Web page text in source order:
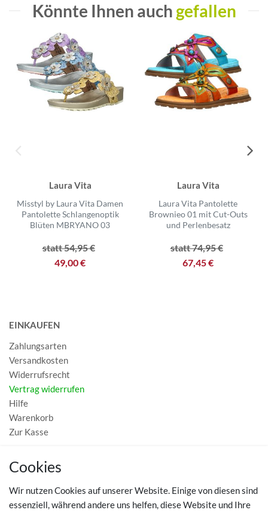
Könnte Ihnen auch gefallen
Laura Vita
Misstyl by Laura Vita Damen
Pantolette Schlangenoptik
Blüten MBRYANO 03
statt 54,95 €
49,00 €
Laura Vita
Laura Vita Pantolette
Brownieo 01 mit Cut-Outs
und Perlenbesatz
statt 74,95 €
67,45 €
EINKAUFEN
Zahlungsarten
Versandkosten
Widerrufsrecht
Vertrag widerrufen
Hilfe
Warenkorb
Zur Kasse
MEIN KONTO
Cookies
Wir nutzen Cookies auf unserer Website. Einige von diesen sind
essenziell, während andere uns helfen, diese Website und Ihre